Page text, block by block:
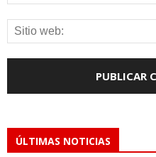
ÚLTIMAS NOTICIAS